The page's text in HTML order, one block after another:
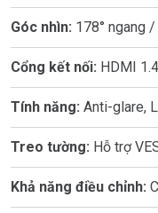
Góc nhìn: 178° ngang
Cổng kết nối: HDMI
Tính năng: Anti-glare,
Treo tường: Hỗ trợ
Khả năng điều chỉnh: